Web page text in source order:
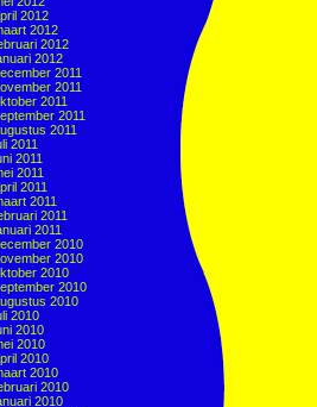
2012
2012
2012
2012
2011
2011
2011
2011
2011
2011
2011
2011
2011
2011
2011
2011
2010
2010
2010
2010
2010
2010
2010
2010
2010
2010
2010
2010